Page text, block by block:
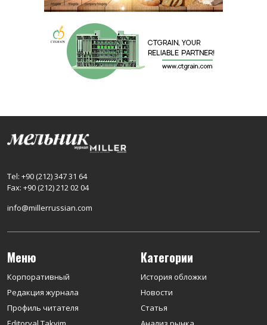
Tel: +90 (212) 347 31 64
Fax: +90 (212) 212 02 04
info@millerrussian.com
Меню
Корпоративный
Редакция журнала
Профиль читателя
Категории
История обложки
Новости
Статья